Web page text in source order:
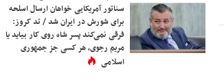
سناتور آمریکایی خواهان ارسال اسلحه
برای شورش در ایران شد / تد کروز:
فرقی نمی‌کند پسر شاه روی کار بیاید یا
مریم رجوی، هر کسی جز جمهوری
اسلامی